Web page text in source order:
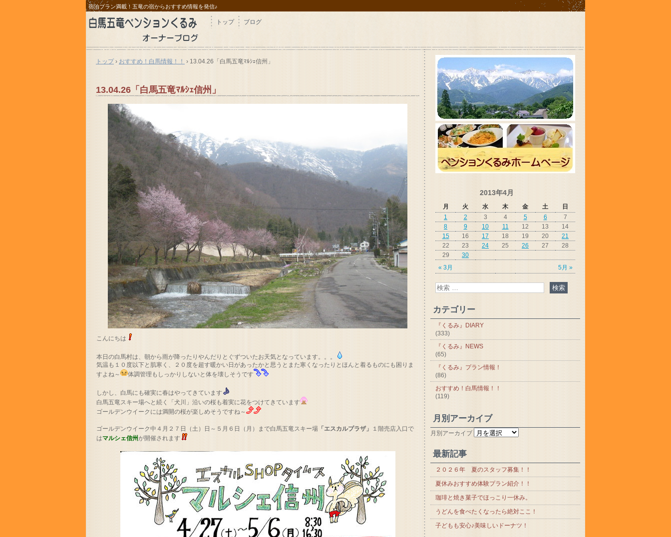
宿泊プラン満載！五竜の宿からおすすめ情報を発信♪
トップ ブログ
トップ › おすすめ！白馬情報！！ › 13.04.26「白馬五竜ﾏﾙｼｪ信州」
13.04.26「白馬五竜ﾏﾙｼｪ信州」
こんにちは
本日の白馬村は、朝から雨が降ったりやんだりとぐずついたお天気となっています。。。
気温も１０度以下と肌寒く、２０度を超す暖かい日があったかと思うとまた寒くなったりとほんと着るものにも困りま
すよね～
体調管理もしっかりしないと体を壊しそうです
しかし、白馬にも確実に春はやってきています
白馬五竜スキー場へと続く「犬川」沿いの桜も着実に花をつけてきています
ゴールデンウイークには満開の桜が楽しめそうですね～
ゴールデンウイーク中４月２７日（土）日～５月６日（月）まで白馬五竜スキー場 「エスカルプラザ」
１階売店入口で
はマルシェ信州が開催されます
2013年4月
月 火 水 木 金 土 日
« 3月 5月 »
1 2 3 4 5 6
7
8
9 10 11 12 13
14
15
16 17 18 19 20
21
22
23 24 25 26 27
28
29
30
カテゴリー
『くるみ』DIARY
(333)
『くるみ』NEWS
(65)
『くるみ』プラン情報！
(86)
おすすめ！白馬情報！！
(119)
月別アーカイブ
月別アーカイブ
最新記事
２０２６年 夏のスタッフ募集！！
夏休みおすすめ体験プラン紹介！！
珈琲と焼き菓子でほっこり一休み。
うどんを食べたくなったら絶対ここ！
子どもも安心♪美味しいドーナツ！